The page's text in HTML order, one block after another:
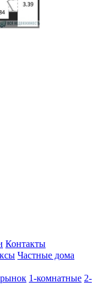
Контакты
Частные дома
1-комнатные 2-